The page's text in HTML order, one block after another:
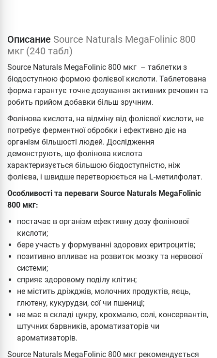
Описание Source Naturals MegaFolinic 800
мкг (240 табл)
Source Naturals MegaFolinic 800 мкг – таблетки з
біодоступною формою фолієвої кислоти. Таблетована
форма гарантує точне дозування активних речовин та
робить прийом добавки більш зручним.
Фолінова кислота, на відміну від фолієвої кислоти, не
потребує ферментної обробки і ефективно діє на
організм більшості людей. Дослідження
демонструють, що фолінова кислота
характеризується більшою біодоступністю, ніж
фолієва, і швидше перетворюється на L-метилфолат.
Особливості та переваги Source Naturals MegaFolinic
800 мкг:
постачає в організм ефективну дозу фолінової
кислоти;
бере участь у формуванні здорових еритроцитів;
позитивно впливає на розвиток мозку та нервової
системи;
сприяє здоровому поділу клітин;
не містить дріжджів, молочних продуктів, яєць,
глютену, кукурудзи, сої чи пшениці;
не має в складі цукру, крохмалю, солі, консервантів,
штучних барвників, ароматизаторів чи
ароматизаторів.
Source Naturals MegaFolinic 800 мкг рекомендується